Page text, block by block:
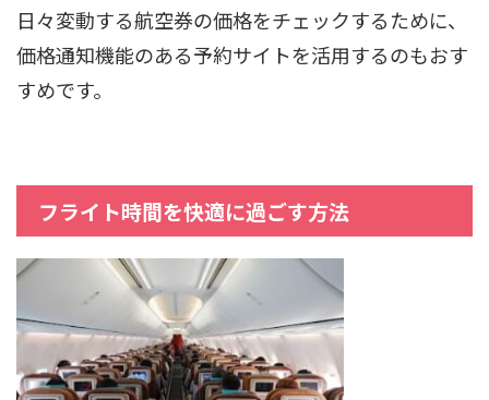
日々変動する航空券の価格をチェックするために、
価格通知機能のある予約サイトを活用するのもおす
すめです。
フライト時間を快適に過ごす方法